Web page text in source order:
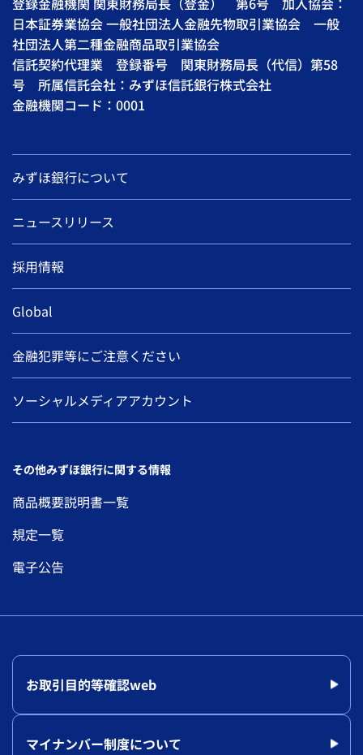
日本証券業協会 一般社団法人金融先物取引業協会 一般
社団法人第二種金融商品取引業協会
信託契約代理業 登録番号 関東財務局長（代信）第58
号 所属信託会社：みずほ信託銀行株式会社
金融機関コード：0001
みずほ銀行について
ニュースリリース
採用情報
Global
金融犯罪等にご注意ください
ソーシャルメディアアカウント
その他みずほ銀行に関する情報
商品概要説明書一覧
規定一覧
電子公告
お取引目的等確認web
マイナンバー制度について